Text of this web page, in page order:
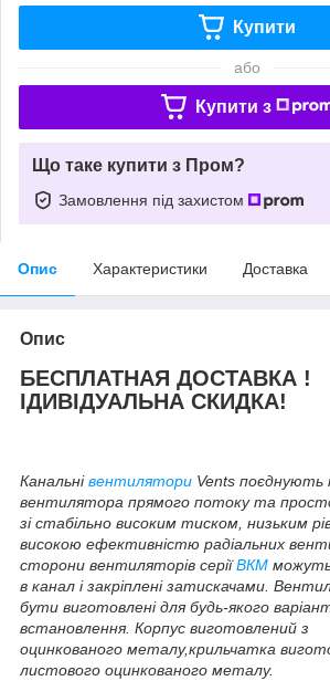
Купити
або
Купити з
Що таке купити з Пром?
Замовлення під захистом
Опис Характеристики Доставка
Опис
БЕСПЛАТНАЯ ДОСТАВКА !
ІДИВІДУАЛЬНА СКИДКА!
Канальнівентилятори Vents поєднують
вентилятора прямого потоку та
зі стабільно високим тиском, низьким
високою ефективністю радіальних
сторони вентиляторів серіїВКМ
в канал і закріплені затискачами.
бути виготовлені для будь-якого
встановлення. Корпус виготовлений з
оцинкованого металу,крильчатка
листового оцинкованого металу.